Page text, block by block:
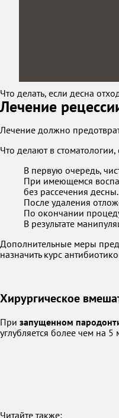
Что делать, если десна
Лечение
Лечение должно
Что делают в
В первую очередь,
При имеющемся
без рассечения десны.
После удаления
По окончании
В результате
Дополнительные меры
назначить курс
Хирургическое
При запущенном
углубляется более чем на
Читайте также: